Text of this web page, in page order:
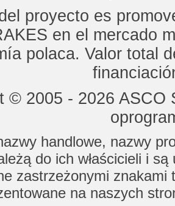
proyecto es
en el mercado
polaca. Valor total
© 2005 - 2026
handlowe, nazwy
do ich właścicieli i
zastrzeżonymi znakami
na naszych